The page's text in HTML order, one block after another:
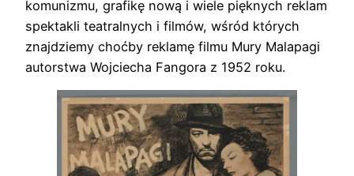
komunizmu, grafikę nową i wiele pięknych reklam
spektakli teatralnych i filmów, wśród których
znajdziemy choćby reklamę filmu Mury Malapagi
autorstwa Wojciecha Fangora z 1952 roku.